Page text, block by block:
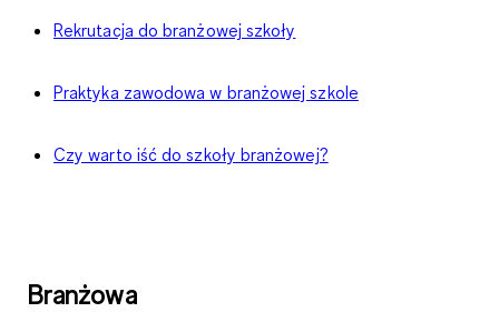
Rekrutacja do branżowej szkoły
Praktyka zawodowa w branżowej szkole
Czy warto iść do szkoły branżowej?
Branżowa